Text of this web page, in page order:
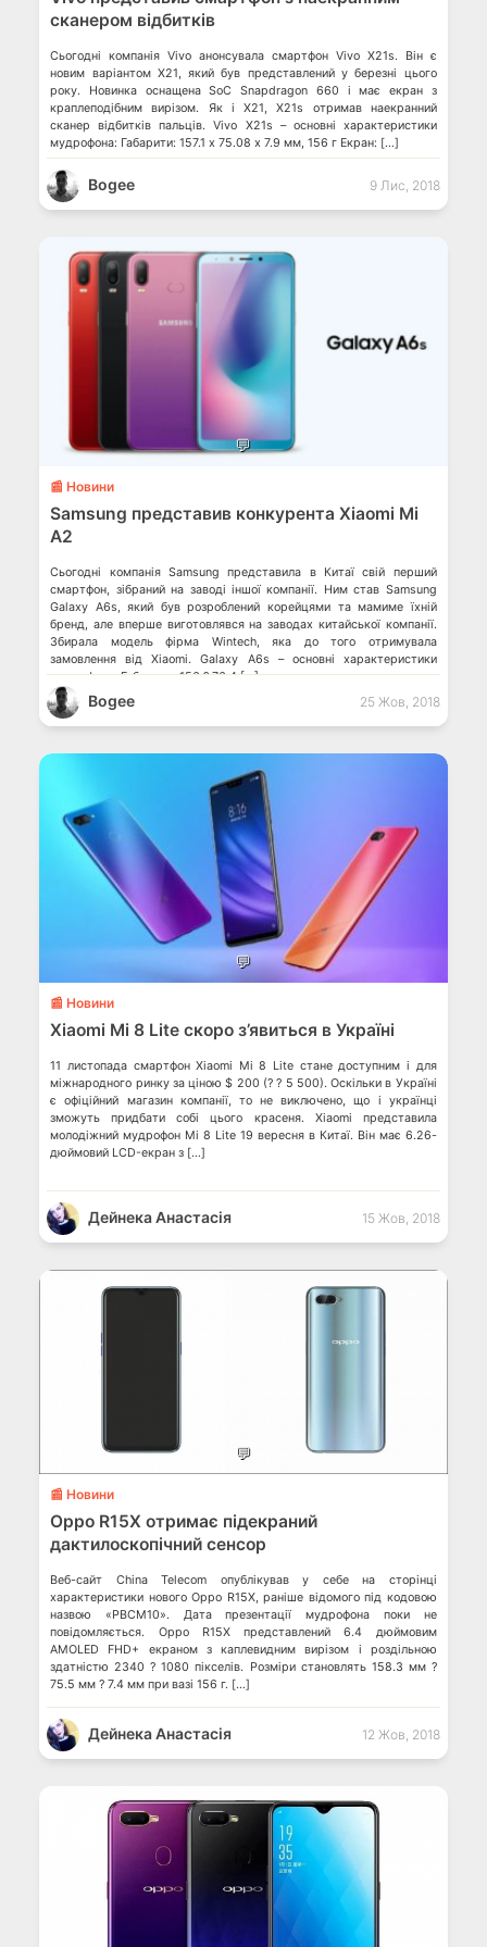
сканером відбитків
Сьогодні компанія Vivo анонсувала смартфон Vivo X21s. Він є
новим варіантом X21, який був представлений у березні цього
року. Новинка оснащена SoC Snapdragon 660 і має екран з
краплеподібним вирізом. Як і X21, X21s отримав наекранний
сканер відбитків пальців. Vivo X21s – основні характеристики
мудрофона: Габарити: 157.1 х 75.08 х 7.9 мм, 156 г Екран: […]
Bogee 9 Лис, 2018
💬
📰 Новини
Samsung представив конкурента Xiaomi Mi
A2
Сьогодні компанія Samsung представила в Китаї свій перший
смартфон, зібраний на заводі іншої компанії. Ним став Samsung
Galaxy A6s, який був розроблений корейцями та мамиме їхній
бренд, але вперше виготовлявся на заводах китайської компанії.
Збирала модель фірма Wintech, яка до того отримувала
замовлення від Xiaomi. Galaxy A6s – основні характеристики
мудрофона: Габарити: 156 ? 76.4 […]
Bogee 25 Жов, 2018
💬
📰 Новини
Xiaomi Mi 8 Lite скоро з’явиться в Україні
11 листопада смартфон Xiaomi Mi 8 Lite стане доступним і для
міжнародного ринку за ціною $ 200 (? ? 5 500). Оскільки в Україні
є офіційний магазин компанії, то не виключено, що і українці
зможуть придбати собі цього красеня. Xiaomi представила
молодіжний мудрофон Mi 8 Lite 19 вересня в Китаї. Він має 6.26-
дюймовий LCD-екран з […]
Дейнека Анастасiя 15 Жов, 2018
💬
📰 Новини
Oppo R15X отримає підекраний
дактилоскопічний сенсор
Веб-сайт China Telecom опублікував у себе на сторінці
характеристики нового Oppo R15X, раніше відомого під кодовою
назвою «PBCM10». Дата презентації мудрофона поки не
повідомляється. Oppo R15X представлений 6.4 дюймовим
AMOLED FHD+ екраном з каплевидним вирізом і роздільною
здатністю 2340 ? 1080 пікселів. Розміри становлять 158.3 мм ?
75.5 мм ? 7.4 мм при вазі 156 г. […]
Дейнека Анастасiя 12 Жов, 2018